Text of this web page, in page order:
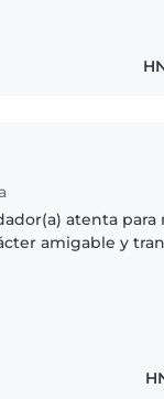
atenta para
amigable y